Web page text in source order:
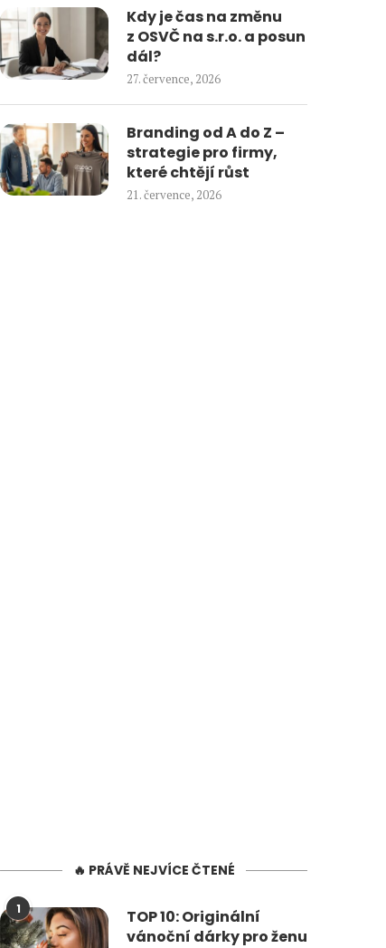
Kdy je čas na změnu
z OSVČ na s.r.o. a posun
dál?
27. července, 2026
Branding od A do Z –
strategie pro firmy,
které chtějí růst
21. července, 2026
🔥 PRÁVĚ NEJVÍCE ČTENÉ
1
TOP 10: Originální
vánoční dárky pro ženu